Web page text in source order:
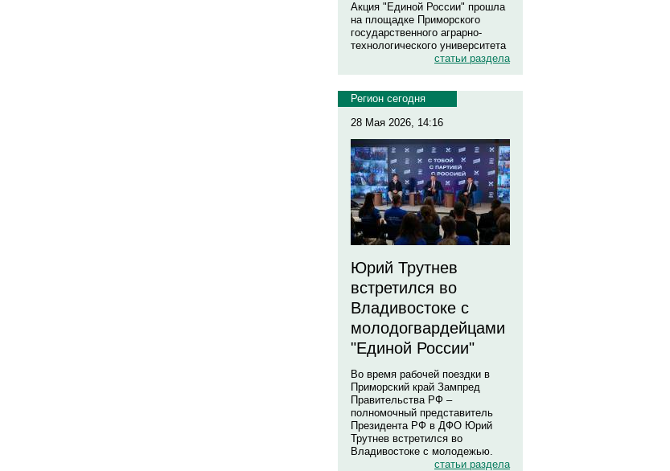
Акция "Единой России" прошла
на площадке Приморского
государственного аграрно-
технологического университета
статьи раздела
Регион сегодня
28 Мая 2026, 14:16
Юрий Трутнев
встретился во
Владивостоке с
молодогвардейцами
"Единой России"
Во время рабочей поездки в
Приморский край Зампред
Правительства РФ –
полномочный представитель
Президента РФ в ДФО Юрий
Трутнев встретился во
Владивостоке с молодежью.
статьи раздела